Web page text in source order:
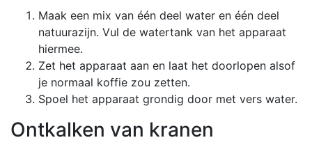
Maak een mix van één deel water en één deel
natuurazijn. Vul de watertank van het apparaat
hiermee.
Zet het apparaat aan en laat het doorlopen alsof
je normaal koffie zou zetten.
Spoel het apparaat grondig door met vers water.
Ontkalken van kranen